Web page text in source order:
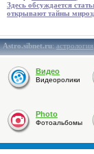
Здесь обсуждается
открывают тайны
Astro.sibnet.ru:астрология
Видео
Видеоролики
Photo
Фотоальбомы